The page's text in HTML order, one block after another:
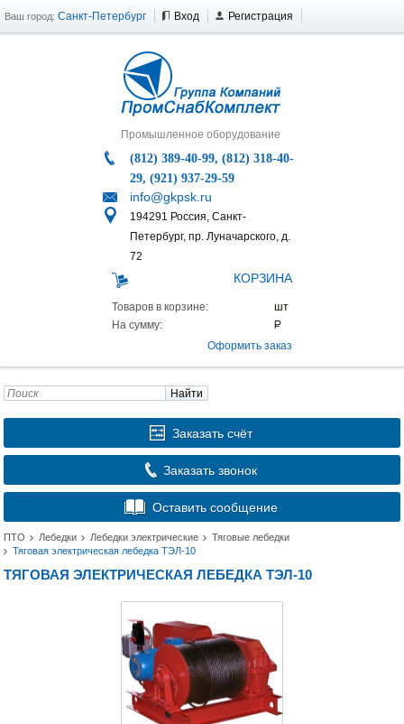
Ваш город: Санкт-Петербург Вход Регистрация
Промышленное оборудование
(812) 389-40-99, (812) 318-40-
29, (921) 937-29-59
info@gkpsk.ru
194291 Россия, Санкт-
Петербург, пр. Луначарского, д.
72
КОРЗИНА
Товаров в корзине:
На сумму:
Оформить заказ
Найти
Заказать счёт
Заказать звонок
Оставить сообщение
ПТО Лебедки Лебедки электрические
Тяговые лебедки
Тяговая электрическая лебедка ТЭЛ-10
ТЯГОВАЯ ЭЛЕКТРИЧЕСКАЯ ЛЕБЕДКА ТЭЛ-10